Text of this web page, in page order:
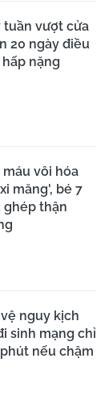
tuần vượt cửa
20 ngày điều
nặng
máu vôi hóa
măng', bé 7
thận
vệ nguy kịch
sinh mạng chỉ
nếu chậm